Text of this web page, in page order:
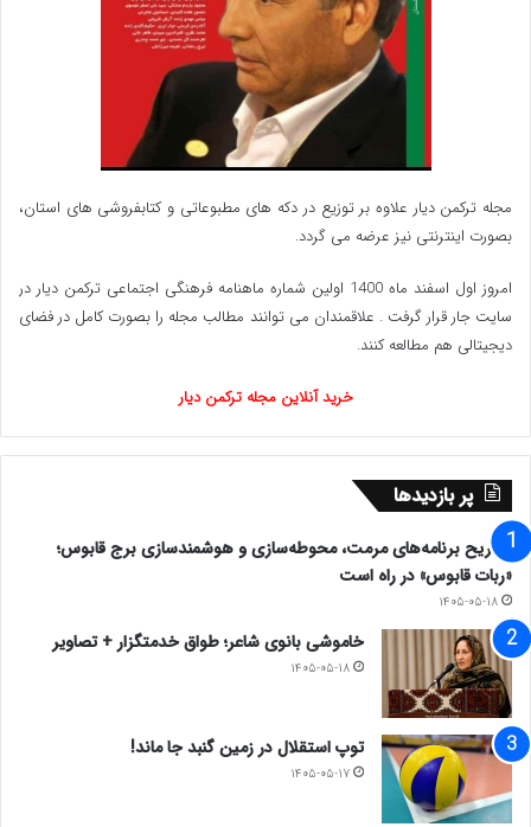
مجله ترکمن دیار علاوه بر توزیع در دکه های مطبوعاتی و کتابفروشی های استان،
بصورت اینترنتی نیز عرضه می گردد.‌
امروز اول اسفند ماه 1400 اولین شماره ماهنامه فرهنگی اجتماعی ترکمن دیار در
سایت جار قرار گرفت . علاقمندان می توانند مطالب مجله را بصورت کامل در فضای
دیجیتالی هم مطالعه کنند.
خرید آنلاین مجله ترکمن دیار
پر بازدیدها
تشریح برنامه‌های مرمت، محوطه‌سازی و هوشمندسازی برج قابوس؛
«ربات قابوس» در راه است
۱۴۰۵-۰۵-۱۸
خاموشی بانوی شاعر؛ طواق خدمتگزار + تصاویر
۱۴۰۵-۰۵-۱۸
توپ استقلال در زمین گنبد جا ماند!
۱۴۰۵-۰۵-۱۷